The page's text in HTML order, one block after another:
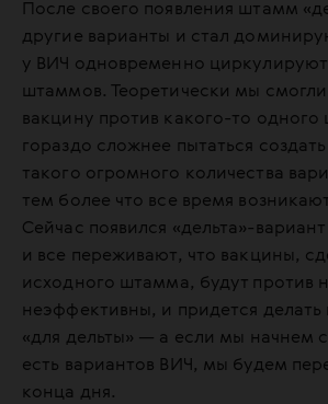
После своего появления штамм
другие варианты и стал
у ВИЧ одновременно циркулируют
штаммов. Теоретически мы смогли
вакцину против какого-то
гораздо сложнее пытаться
такого огромного количества
тем более что все время
Сейчас появился «дельта»-
и все переживают, что вакцины,
исходного штамма, будут против
неэффективны, и придется делать
«для дельты» — а если мы начнем
есть вариантов ВИЧ, мы будем
конца дня.